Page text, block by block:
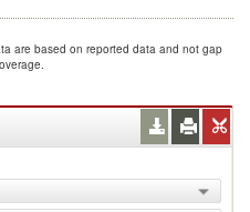
are based on reported data and not gap